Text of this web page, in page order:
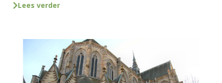
Lees verder